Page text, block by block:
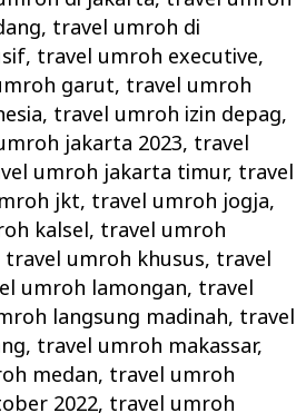
, travel umroh di
, travel umroh executive,
garut, travel umroh
, travel umroh izin depag,
jakarta 2023, travel
umroh jakarta timur, travel
jkt, travel umroh jogja,
kalsel, travel umroh
travel umroh khusus, travel
umroh lamongan, travel
langsung madinah, travel
, travel umroh makassar,
medan, travel umroh
2022, travel umroh